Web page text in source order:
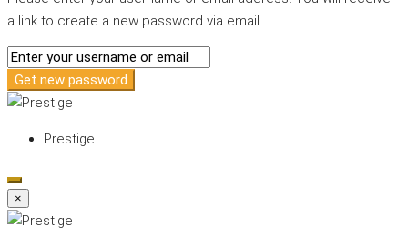
a link to create a new password via email.
Get new password
Prestige
×